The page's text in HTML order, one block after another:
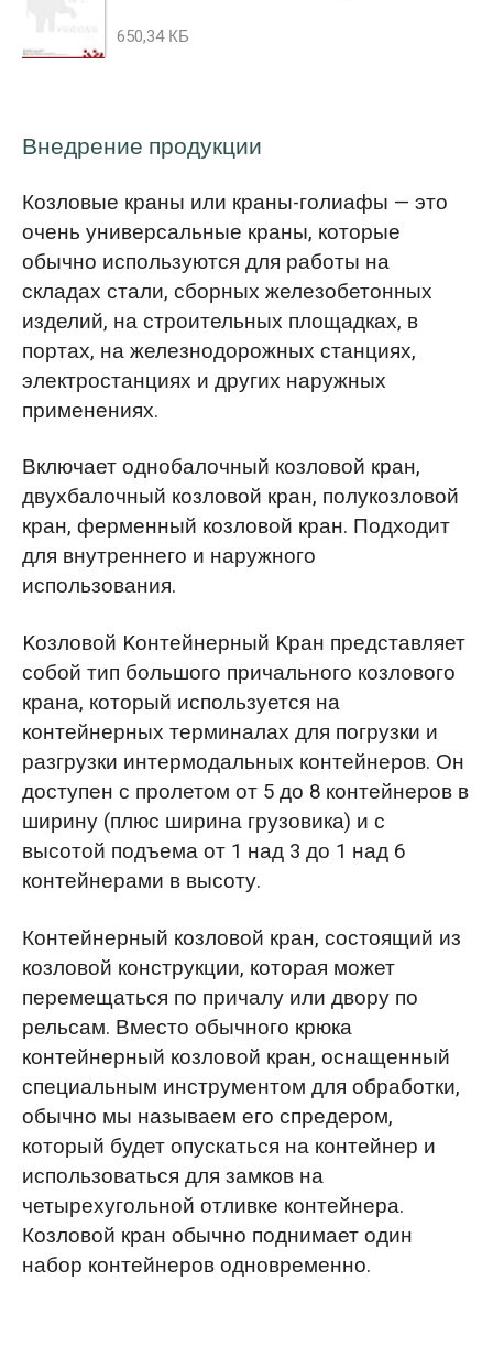
650,34 КБ
Внедрение продукции
Козловые краны или краны-голиафы — это
очень универсальные краны, которые
обычно используются для работы на
складах стали, сборных железобетонных
изделий, на строительных площадках, в
портах, на железнодорожных станциях,
электростанциях и других наружных
применениях.
Включает однобалочный козловой кран,
двухбалочный козловой кран, полукозловой
кран, ферменный козловой кран. Подходит
для внутреннего и наружного
использования.
Kозловой Kонтейнерный Kран представляет
собой тип большого причального козлового
крана, который используется на
контейнерных терминалах для погрузки и
разгрузки интермодальных контейнеров. Он
доступен с пролетом от 5 до 8 контейнеров в
ширину (плюс ширина грузовика) и с
высотой подъема от 1 над 3 до 1 над 6
контейнерами в высоту.
Контейнерный козловой кран, состоящий из
козловой конструкции, которая может
перемещаться по причалу или двору по
рельсам. Вместо обычного крюка
контейнерный козловой кран, оснащенный
специальным инструментом для обработки,
обычно мы называем его спредером,
который будет опускаться на контейнер и
использоваться для замков на
четырехугольной отливке контейнера.
Козловой кран обычно поднимает один
набор контейнеров одновременно.